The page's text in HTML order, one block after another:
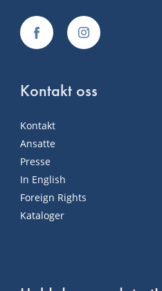
Kontakt oss
Kontakt
Ansatte
Presse
In English
Foreign Rights
Kataloger